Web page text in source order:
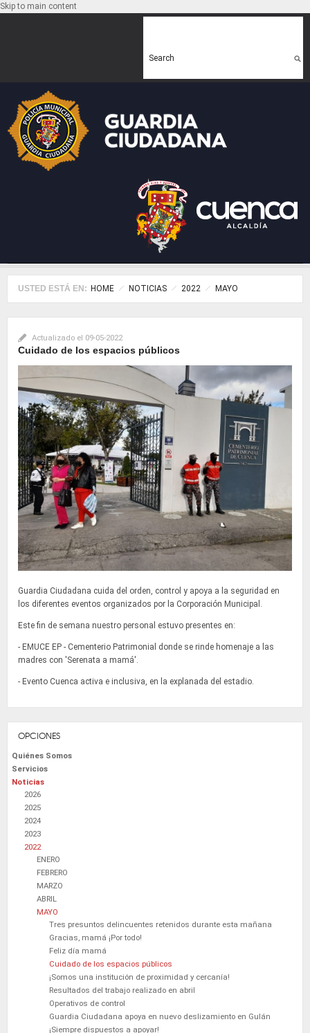
Skip to main content
Search
USTED ESTÁ EN: HOME NOTICIAS 2022 MAYO
Actualizado el 09-05-2022
Cuidado de los espacios públicos
Guardia Ciudadana cuida del orden, control y apoya a la seguridad en
los diferentes eventos organizados por la Corporación Municipal.
Este fin de semana nuestro personal estuvo presentes en:
- EMUCE EP - Cementerio Patrimonial donde se rinde homenaje a las
madres con 'Serenata a mamá'.
- Evento Cuenca activa e inclusiva, en la explanada del estadio.
OPCIONES
Quiénes Somos
Servicios
Noticias
2026
2025
2024
2023
2022
ENERO
FEBRERO
MARZO
ABRIL
MAYO
Tres presuntos delincuentes retenidos durante esta mañana
Gracias, mamá ¡Por todo!
Feliz día mamá
Cuidado de los espacios públicos
¡Somos una institución de proximidad y cercanía!
Resultados del trabajo realizado en abril
Operativos de control
Guardia Ciudadana apoya en nuevo deslizamiento en Gulán
¡Siempre dispuestos a apoyar!